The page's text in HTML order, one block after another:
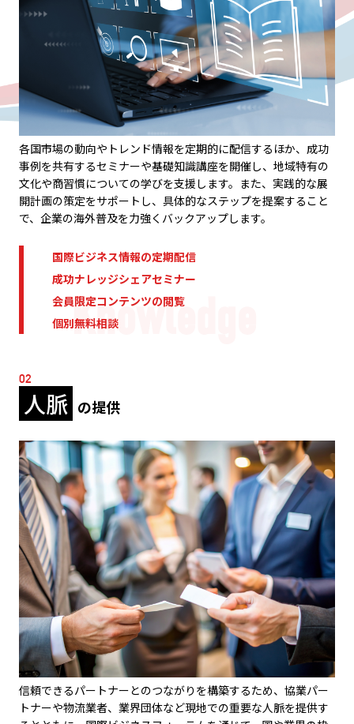
各国市場の動向やトレンド情報を定期的に配信するほか、成功
事例を共有するセミナーや基礎知識講座を開催し、地域特有の
文化や商習慣についての学びを支援します。また、実践的な展
開計画の策定をサポートし、具体的なステップを提案すること
で、企業の海外普及を力強くバックアップします。
国際ビジネス情報の定期配信
成功ナレッジシェアセミナー
会員限定コンテンツの閲覧
個別無料相談
02
人脈 の提供
信頼できるパートナーとのつながりを構築するため、協業パー
トナーや物流業者、業界団体など現地での重要な人脈を提供す